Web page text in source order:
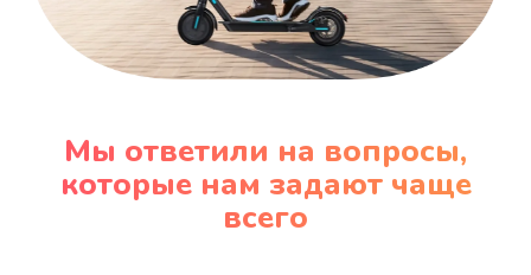
Мы ответили на вопросы,
которые нам задают чаще
всего